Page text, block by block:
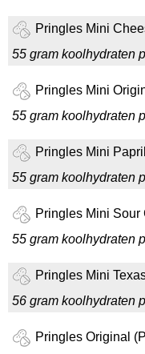
Pringles Mini
55 gram koolhydraten
Pringles Mini
55 gram koolhydraten
Pringles Mini
55 gram koolhydraten
Pringles Mini Sour
55 gram koolhydraten
Pringles Mini
56 gram koolhydraten
Pringles Original